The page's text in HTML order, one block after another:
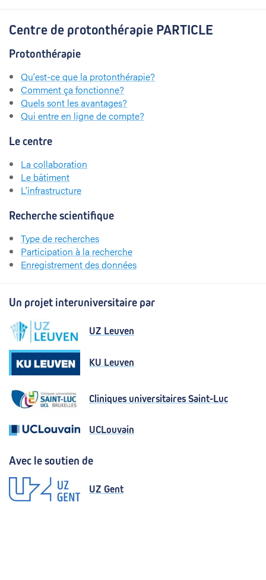
Centre de protonthérapie PARTICLE
Protonthérapie
Qu'est-ce que la protonthérapie?
Comment ça fonctionne?
Quels sont les avantages?
Qui entre en ligne de compte?
Le centre
La collaboration
Le bâtiment
L'infrastructure
Recherche scientifique
Type de recherches
Participation à la recherche
Enregistrement des données
Un projet interuniversitaire par
UZ Leuven
KU Leuven
Cliniques universitaires Saint-Luc
UCLouvain
Avec le soutien de
UZ Gent